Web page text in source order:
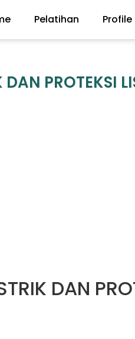
Pelatihan Profile
PROTEKSI
DAN